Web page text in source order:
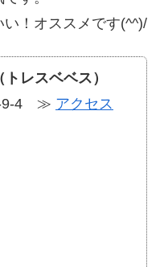
！オススメです(^^)/
レスベベス）
9-4 ≫ アクセス